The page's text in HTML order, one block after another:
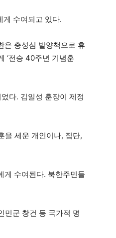
게 수여되고 있다.
은 충성심 발양책으로 휴
‘전승 40주년 기념훈
다. 김일성 훈장이 제정
을 세운 개인이나, 집단,
게 수여된다. 북한주민들
민군 창건 등 국가적 명